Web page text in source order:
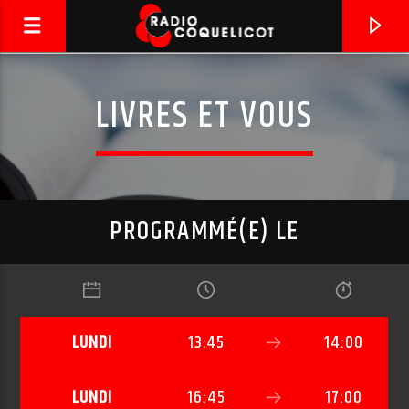
DERNIER TITRE DIFFUSÉ
LIVRES ET VOUS
PROGRAMMÉ(E) LE
LUNDI 13:45 14:00
LUNDI 16:45 17:00